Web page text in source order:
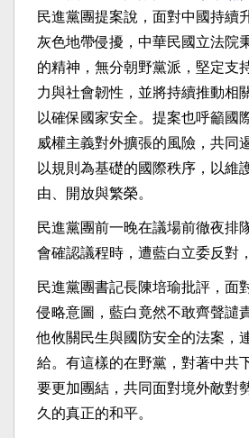
民進黨團提案說，面對中國持續
灰色地帶侵擾，中華民國立法院
的精神，無分朝野黨派，堅定支
力與社會韌性，並將持續推動相
以確保國家安全。提案也呼籲國
威權主義對外擴張的風險，共同
以規則為基礎的國際秩序，以維
由、開放與繁榮。
民進黨團前一晚在議場前徹夜排
會確認議程時，遭藍白立委反對
民進黨團書記長陳培瑜批評，面
侵略意圖，藍白竟然不敢齊聲譴
他攸關民生與國防安全的法案，
給。有這樣的在野黨，對著中共
要更加團結，共同面對境外敵對
久的真正的和平。